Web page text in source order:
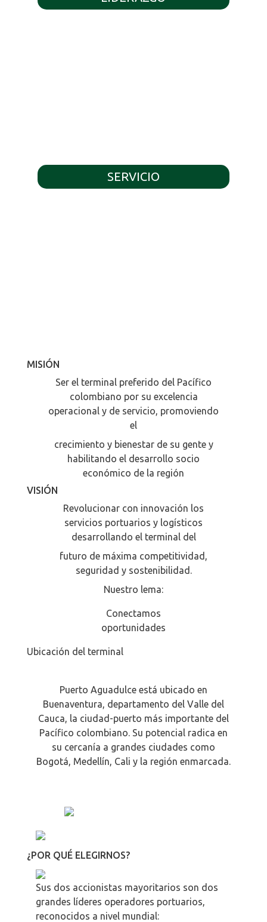
SERVICIO
MISIÓN
Ser el terminal preferido del Pacífico
colombiano por su excelencia
operacional y de servicio, promoviendo
el
crecimiento y bienestar de su gente y
habilitando el desarrollo socio
económico de la región
VISIÓN
Revolucionar con innovación los
servicios portuarios y logísticos
desarrollando el terminal del
futuro de máxima competitividad,
seguridad y sostenibilidad.
Nuestro lema:
Conectamos
oportunidades
Ubicación del terminal
Puerto Aguadulce está ubicado en
Buenaventura, departamento del Valle del
Cauca, la ciudad-puerto más importante del
Pacífico colombiano. Su potencial radica en
su cercanía a grandes ciudades como
Bogotá, Medellín, Cali y la región enmarcada.
¿POR QUÉ ELEGIRNOS?
Sus dos accionistas mayoritarios son dos
grandes líderes operadores portuarios,
reconocidos a nivel mundial: